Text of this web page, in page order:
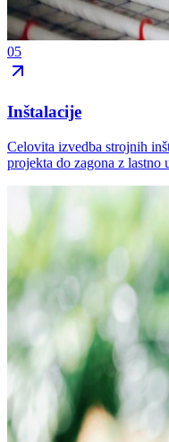
05
Inštalacije
Celovita izvedba strojnih
projekta do zagona z lastno